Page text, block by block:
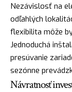
Nezávislosť na
odľahlých
flexibilita môže
Jednoduchá
presúvanie
sezónne
Návratnosť